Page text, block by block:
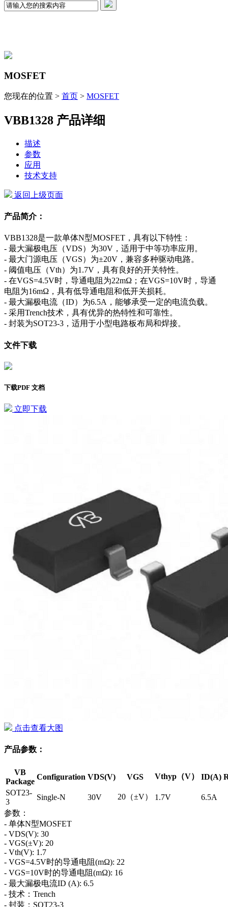
MOSFET
您现在的位置 > 首页 > MOSFET
VBB1328 产品详细
描述
参数
应用
技术支持
返回上级页面
产品简介：
VBB1328是一款单体N型MOSFET，具有以下特性：
- 最大漏极电压（VDS）为30V，适用于中等功率应用。
- 最大门源电压（VGS）为±20V，兼容多种驱动电路。
- 阈值电压（Vth）为1.7V，具有良好的开关特性。
- 在VGS=4.5V时，导通电阻为22mΩ；在VGS=10V时，导通
电阻为16mΩ，具有低导通电阻和低开关损耗。
- 最大漏极电流（ID）为6.5A，能够承受一定的电流负载。
- 采用Trench技术，具有优异的热特性和可靠性。
- 封装为SOT23-3，适用于小型电路板布局和焊接。
文件下载
下载PDF 文档
立即下载
点击查看大图
产品参数：
VB
Package
Configuration VDS(V) VGS Vthyp（V） ID(A)
SOT23-
3
Single-N 30V 20（±V） 1.7V
6.5A
参数：
- 单体N型MOSFET
- VDS(V): 30
- VGS(±V): 20
- Vth(V): 1.7
- VGS=4.5V时的导通电阻(mΩ): 22
- VGS=10V时的导通电阻(mΩ): 16
- 最大漏极电流ID (A): 6.5
- 技术：Trench
- 封装：SOT23-3